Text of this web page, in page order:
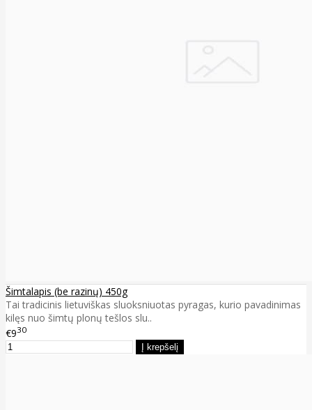
Šimtalapis (be razinų) 450g
Tai tradicinis lietuviškas sluoksniuotas pyragas, kurio pavadinimas
kilęs nuo šimtų plonų tešlos slu..
€930